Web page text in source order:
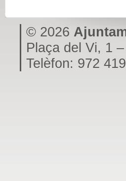
© 2026
Plaça del Vi, 1
Telèfon: 972